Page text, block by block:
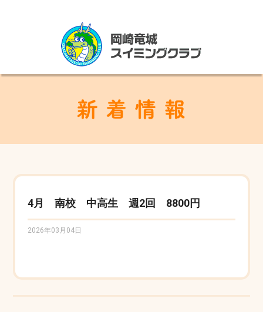
4月 南校 中高生 週2回 8800円
2026年03月04日